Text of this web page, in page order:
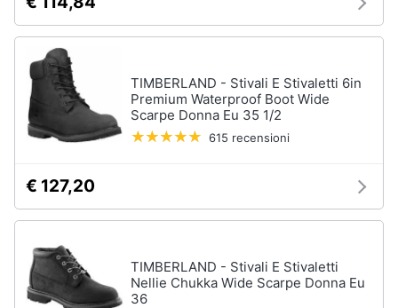
Orecchini
Collane
Vedi
tutti
TIMBERLAND - Stivali E Stivaletti 6in
Premium Waterproof Boot Wide
Scarpe Donna Eu 35 1/2
615 recensioni
€ 127,20
TIMBERLAND - Stivali E Stivaletti
Nellie Chukka Wide Scarpe Donna Eu
36